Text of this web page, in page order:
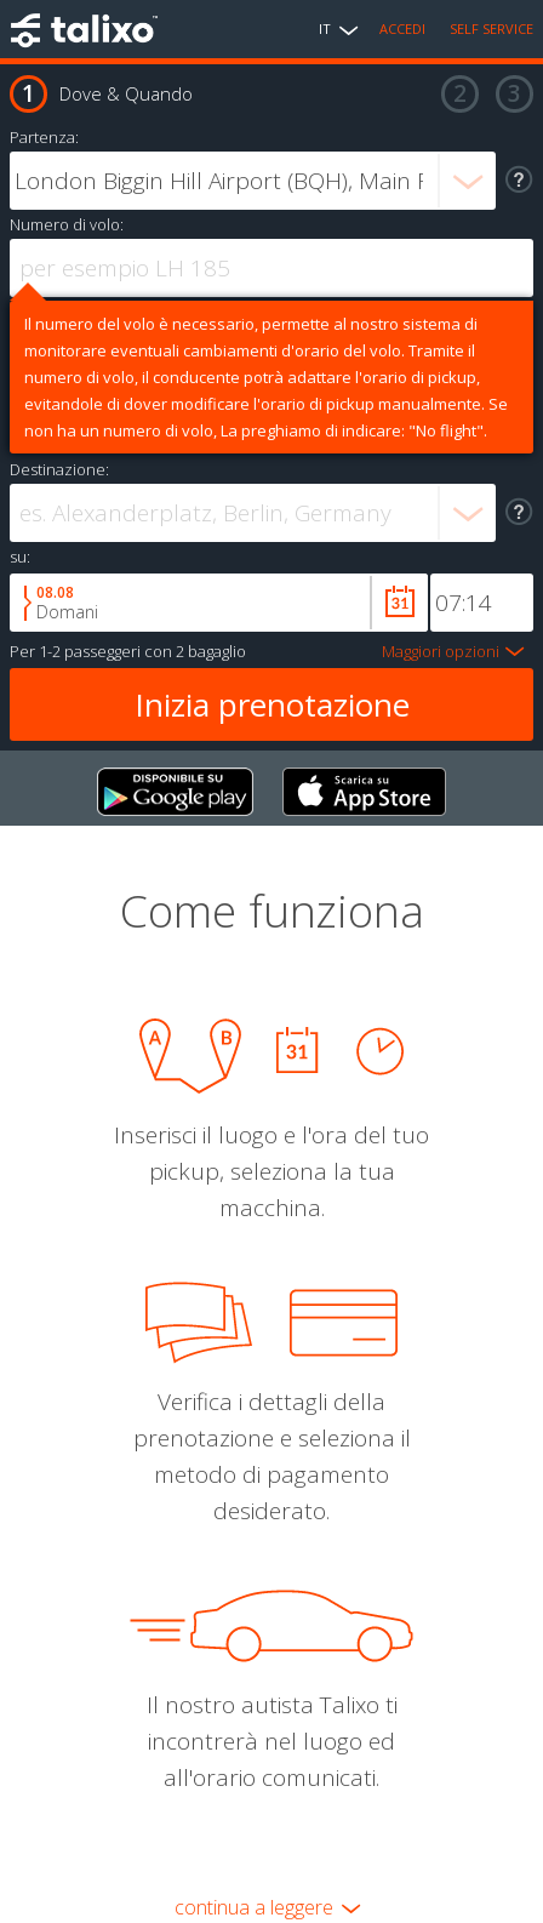
IT ACCEDI SELF SERVICE
Dove & Quando
Partenza:
Numero di volo:
Il numero del volo è necessario, permette al nostro sistema di
monitorare eventuali cambiamenti d'orario del volo. Tramite il
numero di volo, il conducente potrà adattare l'orario di pickup,
evitandole di dover modificare l'orario di pickup manualmente. Se
non ha un numero di volo, La preghiamo di indicare: "No flight".
Destinazione:
su:
08.08
Domani
Per 1-2 passeggeri con 2 bagaglio Maggiori opzioni
Come funziona
Inserisci il luogo e l'ora del tuo
pickup, seleziona la tua
macchina.
Verifica i dettagli della
prenotazione e seleziona il
metodo di pagamento
desiderato.
Il nostro autista Talixo ti
incontrerà nel luogo ed
all'orario comunicati.
continua a leggere